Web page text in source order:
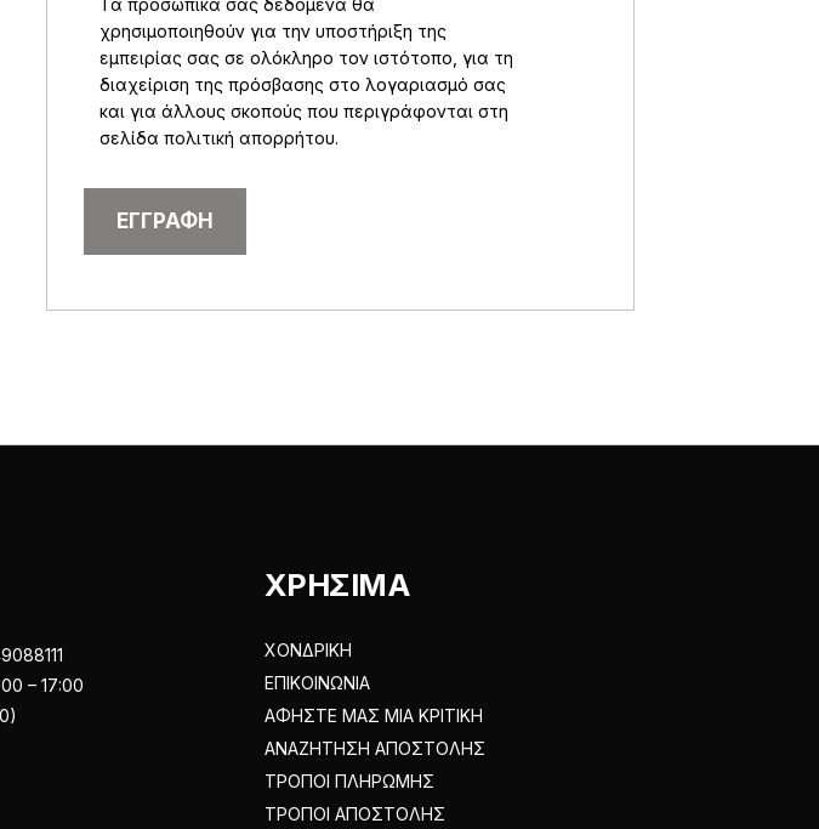
χρησιμοποιηθούν για την υποστήριξη της
εμπειρίας σας σε ολόκληρο τον ιστότοπο, για τη
διαχείριση της πρόσβασης στο λογαριασμό σας
και για άλλους σκοπούς που περιγράφονται στη
σελίδα πολιτική απορρήτου.
ΕΓΓΡΑΦΉ
– 17:00
ΧΡΗΣΙΜΑ
ΧΟΝΔΡΙΚΗ
ΕΠΙΚΟΙΝΩΝΙΑ
ΑΦΗΣΤΕ ΜΑΣ ΜΙΑ ΚΡΙΤΙΚΗ
ΑΝΑΖΗΤΗΣΗ ΑΠΟΣΤΟΛΗΣ
ΤΡΟΠΟΙ ΠΛΗΡΩΜΗΣ
ΤΡΟΠΟΙ ΑΠΟΣΤΟΛΗΣ